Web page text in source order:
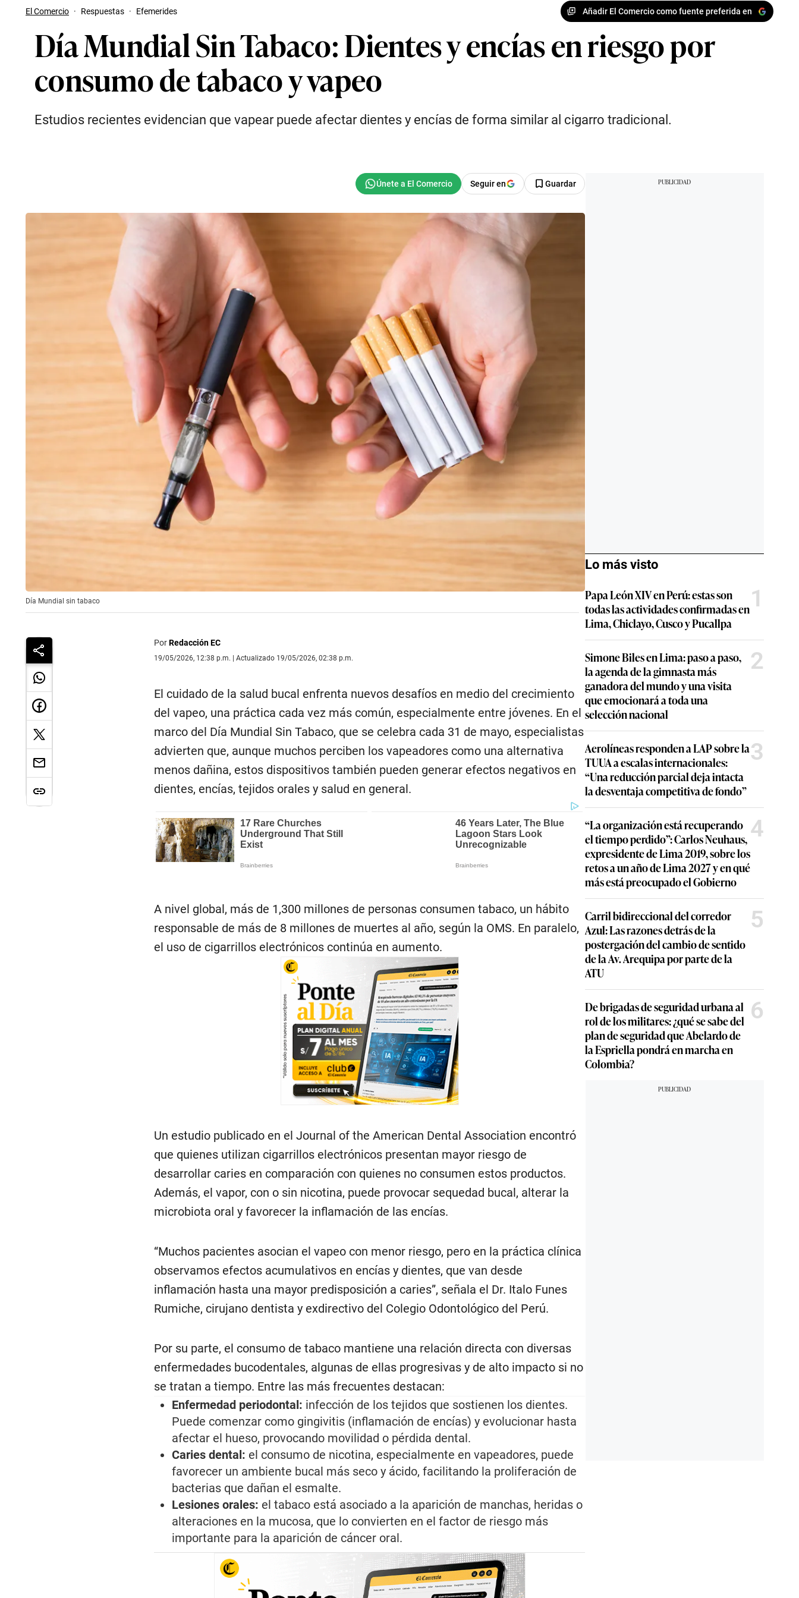
El Comercio · Respuestas · Efemerides Añadir El Comercio como fuente preferida en
Día Mundial Sin Tabaco: Dientes y encías en riesgo por
consumo de tabaco y vapeo
Estudios recientes evidencian que vapear puede afectar dientes y encías de forma similar al cigarro tradicional.
Seguir en Guardar
Día Mundial sin tabaco
PorRedacción EC
19/05/2026, 12:38 p.m. | Actualizado 19/05/2026, 02:38 p.m.
El cuidado de la salud bucal enfrenta nuevos desafíos en medio del crecimiento
del vapeo, una práctica cada vez más común, especialmente entre jóvenes. En el
marco del Día Mundial Sin Tabaco, que se celebra cada 31 de mayo, especialistas
advierten que, aunque muchos perciben los vapeadores como una alternativa
menos dañina, estos dispositivos también pueden generar efectos negativos en
dientes, encías, tejidos orales y salud en general.
A nivel global, más de 1,300 millones de personas consumen tabaco, un hábito
responsable de más de 8 millones de muertes al año, según la OMS. En paralelo,
el uso de cigarrillos electrónicos continúa en aumento.
Un estudio publicado en el Journal of the American Dental Association encontró
que quienes utilizan cigarrillos electrónicos presentan mayor riesgo de
desarrollar caries en comparación con quienes no consumen estos productos.
Además, el vapor, con o sin nicotina, puede provocar sequedad bucal, alterar la
microbiota oral y favorecer la inflamación de las encías.
“Muchos pacientes asocian el vapeo con menor riesgo, pero en la práctica clínica
observamos efectos acumulativos en encías y dientes, que van desde
inflamación hasta una mayor predisposición a caries”, señala el Dr. Italo Funes
Rumiche, cirujano dentista y exdirectivo del Colegio Odontológico del Perú.
Por su parte, el consumo de tabaco mantiene una relación directa con diversas
enfermedades bucodentales, algunas de ellas progresivas y de alto impacto si no
se tratan a tiempo. Entre las más frecuentes destacan:
Enfermedad periodontal: infección de los tejidos que sostienen los dientes.
Puede comenzar como gingivitis (inflamación de encías) y evolucionar hasta
afectar el hueso, provocando movilidad o pérdida dental.
Caries dental: el consumo de nicotina, especialmente en vapeadores, puede
favorecer un ambiente bucal más seco y ácido, facilitando la proliferación de
bacterias que dañan el esmalte.
Lesiones orales: el tabaco está asociado a la aparición de manchas, heridas o
alteraciones en la mucosa, que lo convierten en el factor de riesgo más
importante para la aparición de cáncer oral.
Lo más visto
Papa León XIV en Perú: estas son
todas las actividades confirmadas en
Lima, Chiclayo, Cusco y Pucallpa
1
Simone Biles en Lima: paso a paso,
la agenda de la gimnasta más
ganadora del mundo y una visita
que emocionará a toda una
selección nacional
2
Aerolíneas responden a LAP sobre la
TUUA a escalas internacionales:
“Una reducción parcial deja intacta
la desventaja competitiva de fondo”
3
“La organización está recuperando
el tiempo perdido”: Carlos Neuhaus,
expresidente de Lima 2019, sobre los
retos a un año de Lima 2027 y en qué
más está preocupado el Gobierno
4
Carril bidireccional del corredor
Azul: Las razones detrás de la
postergación del cambio de sentido
de la Av. Arequipa por parte de la
ATU
5
De brigadas de seguridad urbana al
rol de los militares: ¿qué se sabe del
plan de seguridad que Abelardo de
la Espriella pondrá en marcha en
Colombia?
6